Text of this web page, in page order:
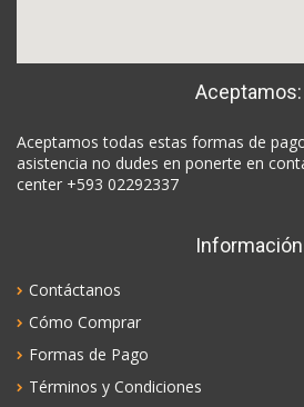
Aceptamos:
Aceptamos todas estas formas de
asistencia no dudes en ponerte en
center +593 02292337
Información
Contáctanos
Cómo Comprar
Formas de Pago
Términos y Condiciones